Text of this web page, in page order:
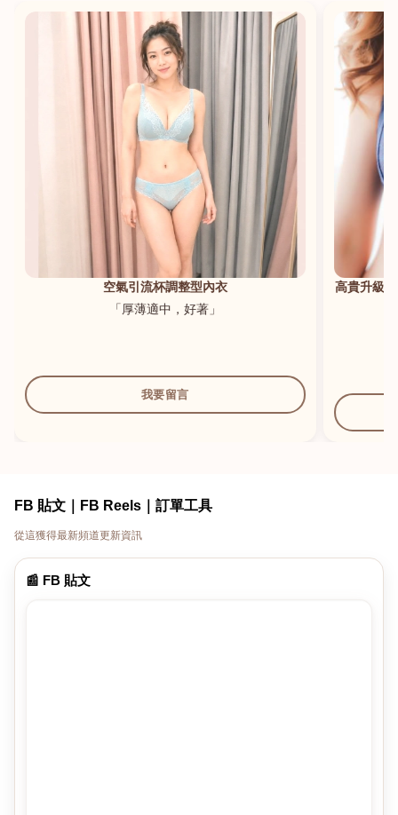
空氣引流杯調整型內衣
「厚薄適中，好著」
我要留言
高貴升級
FB 貼文｜FB Reels｜訂單工具
從這獲得最新頻道更新資訊
📰 FB 貼文
港澳中文
English